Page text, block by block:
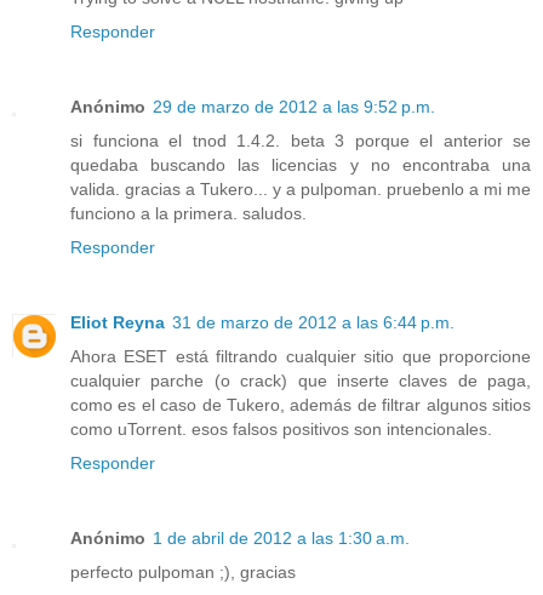
Responder
Anónimo 29 de marzo de 2012 a las 9:52 p.m.
si funciona el tnod 1.4.2. beta 3 porque el anterior se
quedaba buscando las licencias y no encontraba una
valida. gracias a Tukero... y a pulpoman. pruebenlo a mi me
funciono a la primera. saludos.
Responder
Eliot Reyna 31 de marzo de 2012 a las 6:44 p.m.
Ahora ESET está filtrando cualquier sitio que proporcione
cualquier parche (o crack) que inserte claves de paga,
como es el caso de Tukero, además de filtrar algunos sitios
como uTorrent. esos falsos positivos son intencionales.
Responder
Anónimo 1 de abril de 2012 a las 1:30 a.m.
perfecto pulpoman ;), gracias